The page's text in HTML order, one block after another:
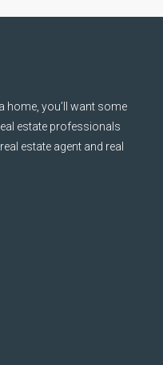
home, you’ll want some
estate professionals
estate agent and real